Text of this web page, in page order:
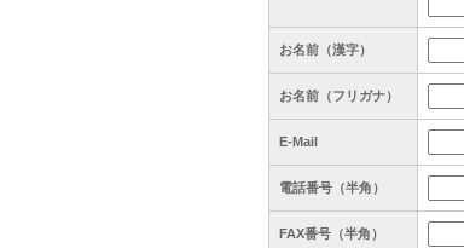
お名前（漢字）
お名前（フリガナ）
E-Mail
電話番号（半角）
FAX番号（半角）